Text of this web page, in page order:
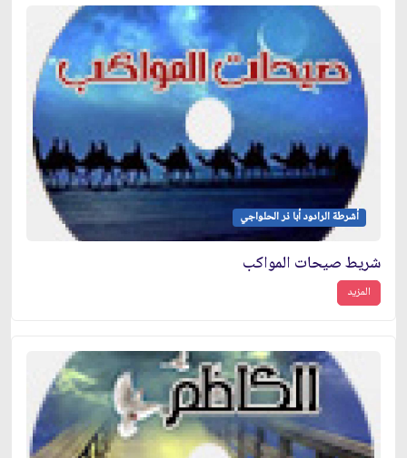
أشرطة الرادود أبا ذر الحلواجي
شريط صيحات المواكب
المزيد